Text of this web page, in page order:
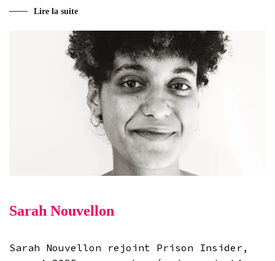
Lire la suite
Sarah Nouvellon
Sarah Nouvellon rejoint Prison Insider,